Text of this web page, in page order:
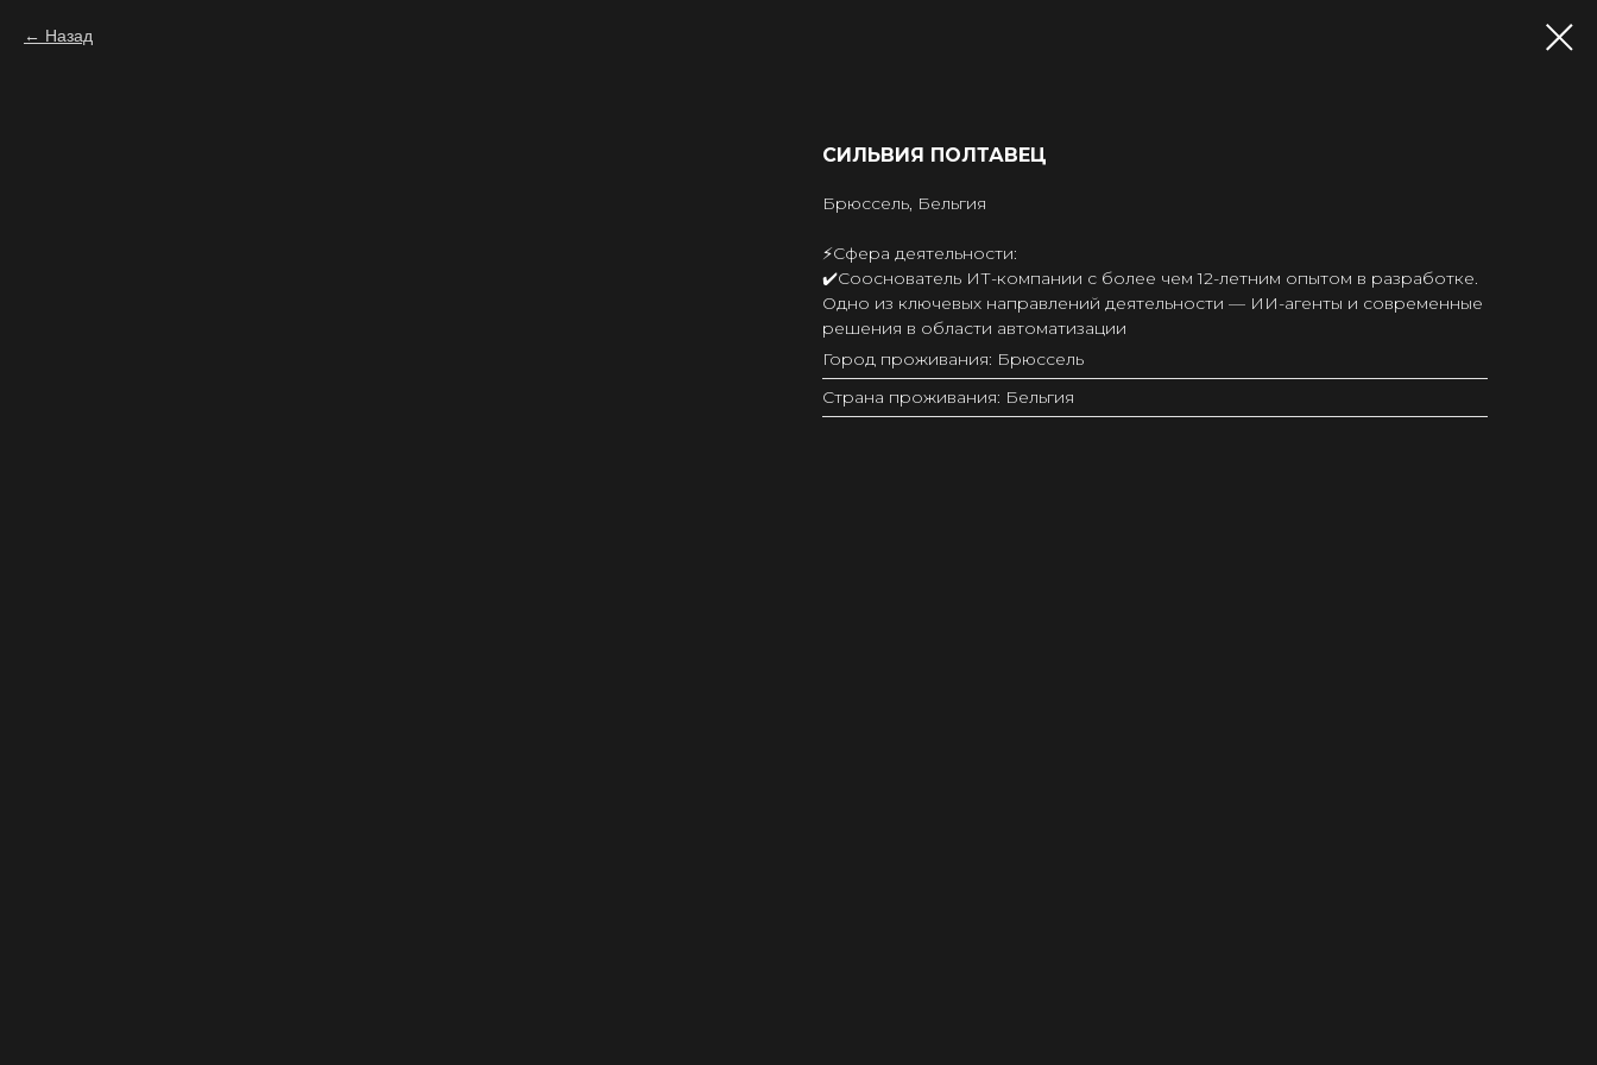
Назад
СИЛЬВИЯ ПОЛТАВЕЦ
Брюссель, Бельгия
⚡️Сфера деятельности:
✔️Сооснователь ИТ-компании с более чем 12-летним опытом в разработке.
Одно из ключевых направлений деятельности — ИИ-агенты и современные
решения в области автоматизации
Город проживания: Брюссель
Страна проживания: Бельгия